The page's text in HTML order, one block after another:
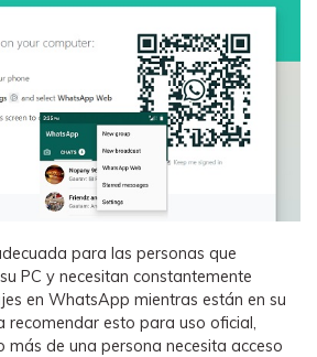
para las personas que
PC y necesitan constantemente
en WhatsApp mientras están en su
recomendar esto para uso oficial,
más de una persona necesita acceso